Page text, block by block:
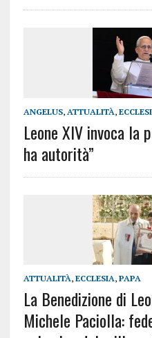
ANGELUS, ATTUALITÀ,
Leone XIV invoca la
ha autorità”
ATTUALITÀ, ECCLESIA, PAPA
La Benedizione di
Michele Paciolla: